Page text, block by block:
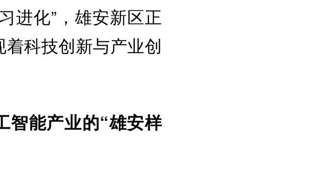
进化”，雄安新区正
科技创新与产业创
智能产业的“雄安样